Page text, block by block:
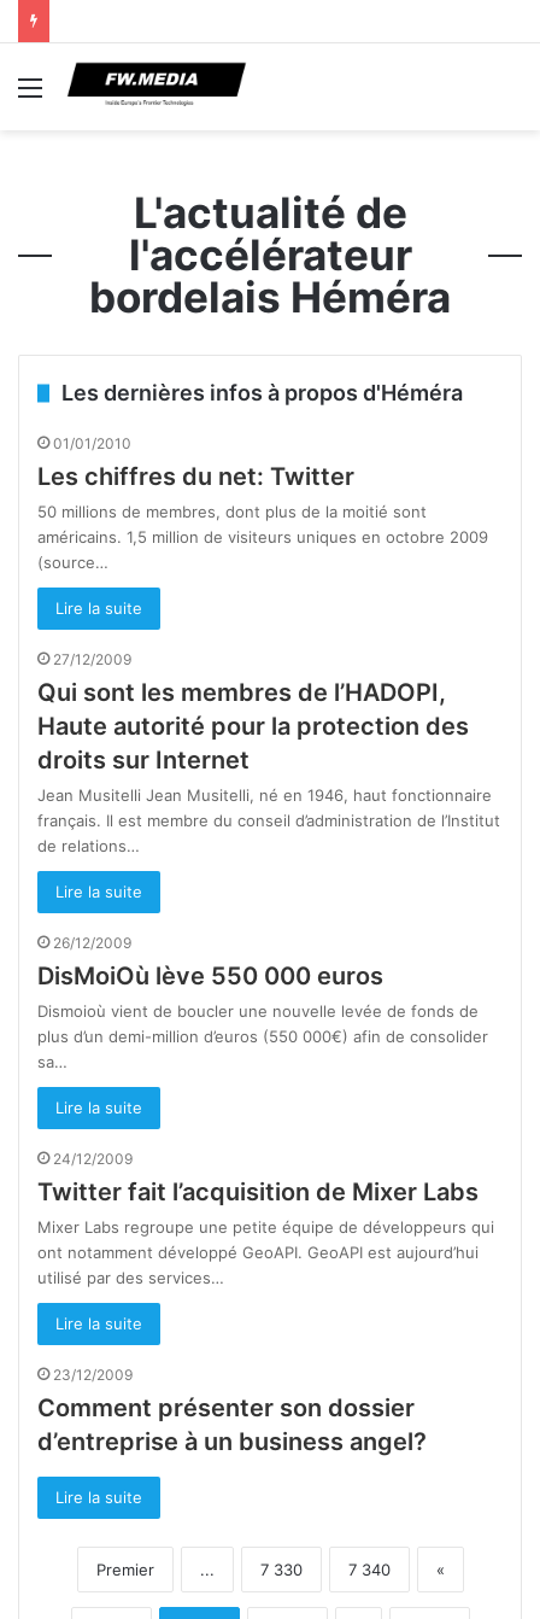
Menu
L'actualité de
l'accélérateur
bordelais Héméra
Les dernières infos à propos d'Héméra
01/01/2010
Les chiffres du net: Twitter
50 millions de membres, dont plus de la moitié sont
américains. 1,5 million de visiteurs uniques en octobre 2009
(source…
Lire la suite
27/12/2009
Qui sont les membres de l’HADOPI,
Haute autorité pour la protection des
droits sur Internet
Jean Musitelli Jean Musitelli, né en 1946, haut fonctionnaire
français. Il est membre du conseil d’administration de l’Institut
de relations…
Lire la suite
26/12/2009
DisMoiOù lève 550 000 euros
Dismoioù vient de boucler une nouvelle levée de fonds de
plus d’un demi-million d’euros (550 000€) afin de consolider
sa…
Lire la suite
24/12/2009
Twitter fait l’acquisition de Mixer Labs
Mixer Labs regroupe une petite équipe de développeurs qui
ont notamment développé GeoAPI. GeoAPI est aujourd’hui
utilisé par des services…
Lire la suite
23/12/2009
Comment présenter son dossier
d’entreprise à un business angel?
Lire la suite
Premier ... 7 330 7 340 «